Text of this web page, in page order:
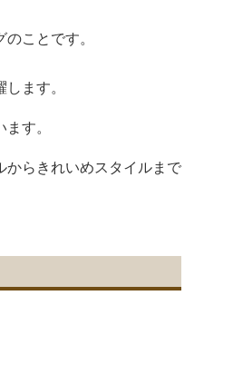
ことです。
ます。
す。
からきれいめスタイルまで